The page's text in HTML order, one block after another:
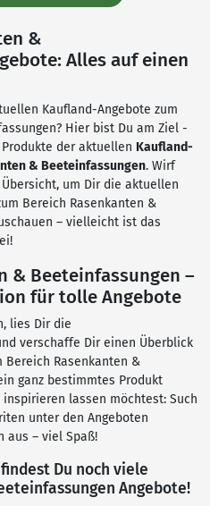
&
Alles auf einen
Kaufland-Angebote zum
Hier bist Du am Ziel -
der aktuellen Kaufland-
& Beeteinfassungen. Wirf
um Dir die aktuellen
Bereich Rasenkanten &
– vielleicht ist das
& Beeteinfassungen –
für tolle Angebote
lies Dir die
verschaffe Dir einen Überblick
Bereich Rasenkanten &
ganz bestimmtes Produkt
lassen möchtest: Such
unter den Angeboten
aus – viel Spaß!
Du noch viele
Angebote!